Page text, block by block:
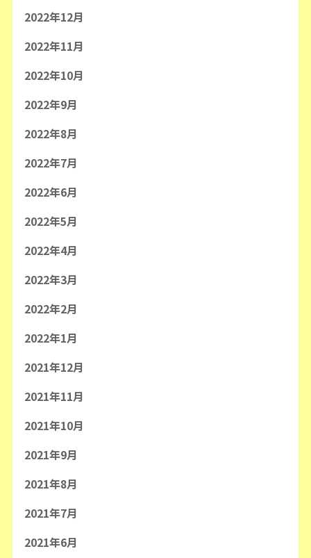
2022年12月
2022年11月
2022年10月
2022年9月
2022年8月
2022年7月
2022年6月
2022年5月
2022年4月
2022年3月
2022年2月
2022年1月
2021年12月
2021年11月
2021年10月
2021年9月
2021年8月
2021年7月
2021年6月